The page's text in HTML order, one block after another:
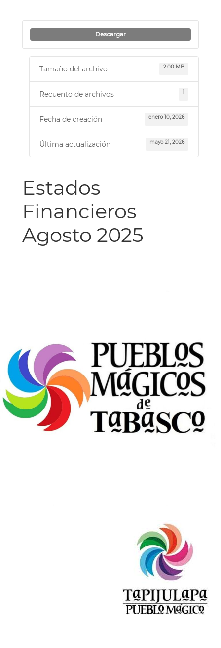
Descargar
Tamaño del archivo 2.00 MB
Recuento de archivos 1
Fecha de creación enero 10, 2026
Última actualización mayo 21, 2026
Estados
Financieros
Agosto 2025